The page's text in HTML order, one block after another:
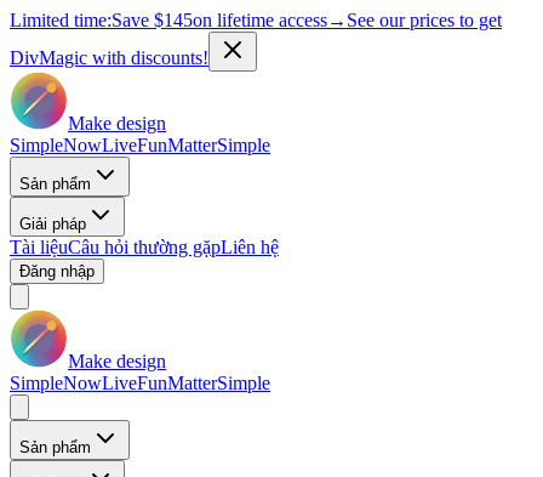
Limited time:Save $145on lifetime access→ See our prices to get
DivMagic with discounts!
Make design
SimpleNowLiveFunMatterSimple
Sản phẩm
Giải pháp
Tài liệuCâu hỏi thường gặpLiên hệ
Đăng nhập
Make design
SimpleNowLiveFunMatterSimple
Sản phẩm